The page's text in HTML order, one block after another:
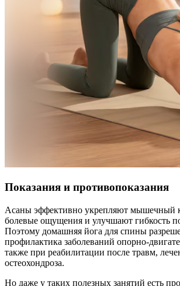
Показания и противопоказания
Асаны эффективно укрепляют мышечный
болевые ощущения и улучшают гибкость
Поэтому домашняя йога для спины
профилактика заболеваний опорно-
также при реабилитации после травм,
остеохондроза.
Но даже у таких полезных занятий есть